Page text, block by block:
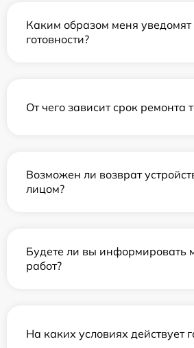
Каким образом меня уведомят
готовности?
От чего зависит срок ремонта
Возможен ли возврат
лицом?
Будете ли вы информировать
работ?
На каких условиях действует